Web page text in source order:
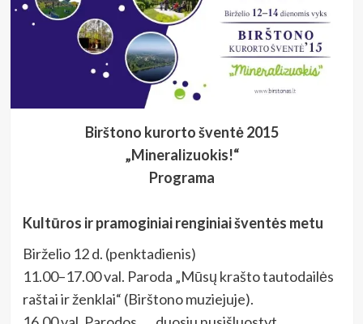
Birštono kurorto šventė 2015
„Mineralizuokis!“
Programa
Kultūros ir pramoginiai renginiai šventės metu
Birželio 12 d. (penktadienis)
11.00–17.00 val. Paroda „Mūsų krašto tautodailės
raštai ir ženklai“ (Birštono muziejuje).